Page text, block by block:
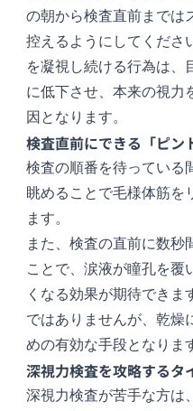
の朝から検査直前までは
控えるようにしてくださ
を凝視し続ける行為は、
に低下させ、本来の視力
因となります。
検査直前にできる「ピン
検査の順番を待っている
眺めることで毛様体筋を
ます。
また、検査の直前に数秒
ことで、涙液が瞳孔を覆
くなる効果が期待できま
ではありませんが、乾燥
めの有効な手段となりま
深視力検査を攻略するタ
深視力検査が苦手な方は